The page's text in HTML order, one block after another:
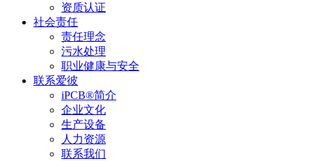
资质认证
社会责任
责任理念
污水处理
职业健康与安全
联系爱彼
iPCB®简介
企业文化
生产设备
人力资源
联系我们